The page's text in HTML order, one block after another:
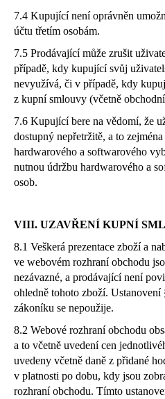
7.4 Kupující není oprávněn
účtu třetím osobám.
7.5 Prodávající může zrušit
případě, kdy kupující svůj
nevyužívá, či v případě, kdy
z kupní smlouvy (včetně
7.6 Kupující bere na vědomí, že
dostupný nepřetržitě, a to
hardwarového a softwarového
nutnou údržbu hardwarového a
osob.
VIII. UZAVŘENÍ KUPNÍ
8.1 Veškerá prezentace zboží a
ve webovém rozhraní obchodu
nezávazné, a prodávající není
ohledně tohoto zboží. Ustanovení
zákoníku se nepoužije.
8.2 Webové rozhraní obchodu
a to včetně uvedení cen
uvedeny včetně daně z přidané
v platnosti po dobu, kdy jsou
rozhraní obchodu. Tímto